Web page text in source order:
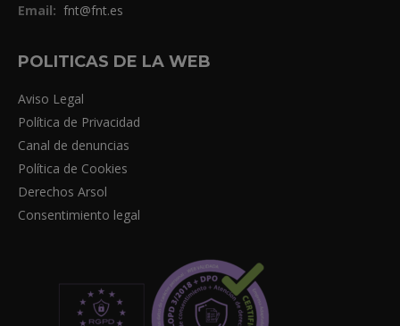
Email: fnt@fnt.es
POLITICAS DE LA WEB
Aviso Legal
Política de Privacidad
Canal de denuncias
Política de Cookies
Derechos Arsol
Consentimiento legal